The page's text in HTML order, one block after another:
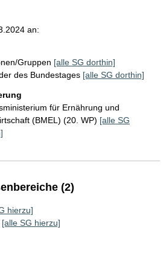
an:
Gruppen [alle SG dorthin]
des Bundestages [alle SG dorthin]
für Ernährung und
(BMEL) (20. WP) [alle SG
(2)
hierzu]
[alle SG hierzu]